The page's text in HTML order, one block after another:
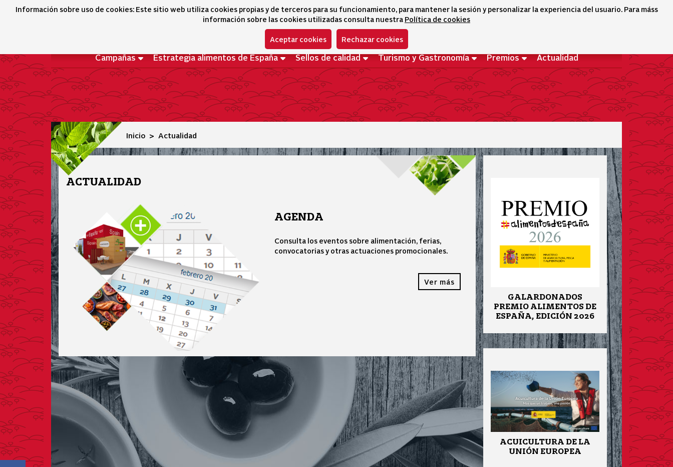
Información sobre uso de cookies: Este sitio web utiliza cookies propias y de terceros para su funcionamiento, para mantener la sesión y personalizar la experiencia del usuario. Para máss
información sobre las cookies utilizadas consulta nuestra Política de cookies
Aceptar cookies Rechazar cookies
Campañas Estrategia alimentos de España Sellos de calidad Turismo y Gastronomía Premios Actualidad
Actualidad
Inicio Actualidad
ACTUALIDAD
AGENDA
Consulta los eventos sobre alimentación, ferias,
convocatorias y otras actuaciones promocionales.
Ver más
GALARDONADOS
PREMIO ALIMENTOS DE
ESPAÑA, EDICIÓN 2026
ACUICULTURA DE LA
UNIÓN EUROPEA